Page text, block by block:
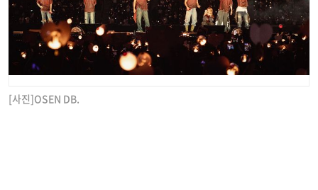
[사진]OSEN DB.